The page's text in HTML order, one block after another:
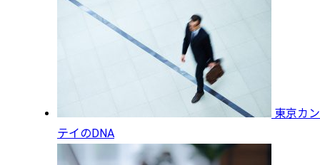
東京カン
テイのDNA